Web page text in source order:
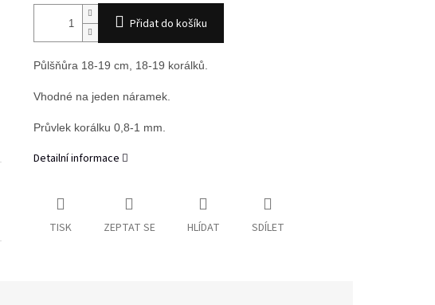
Přidat do košíku
Půlšňůra 18-19 cm, 18-19 korálků.
Vhodné na jeden náramek.
Průvlek korálku 0,8-1 mm.
Detailní informace
TISK ZEPTAT SE HLÍDAT SDÍLET